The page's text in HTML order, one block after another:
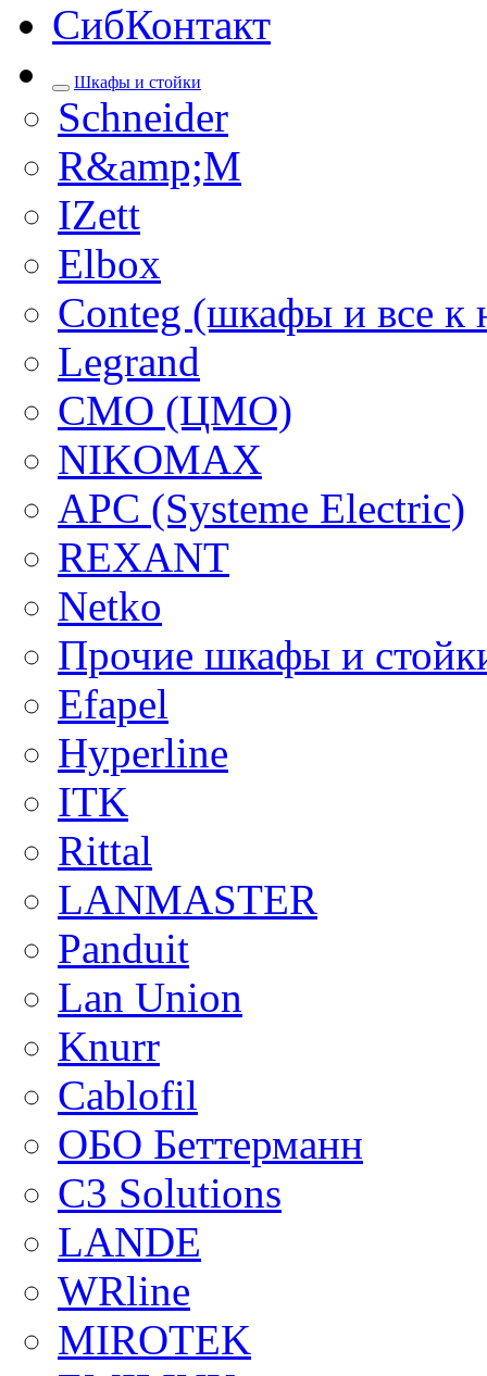
СибКонтакт
Шкафы и стойки
Schneider
R&amp;M
IZett
Elbox
Conteg (шкафы и все к
Legrand
CMO (ЦМО)
NIKOMAX
APC (Systeme Electric)
REXANT
Netko
Прочие шкафы и
Efapel
Hyperline
ITK
Rittal
LANMASTER
Panduit
Lan Union
Knurr
Cablofil
ОБО Беттерманн
C3 Solutions
LANDE
WRline
MIROTEK